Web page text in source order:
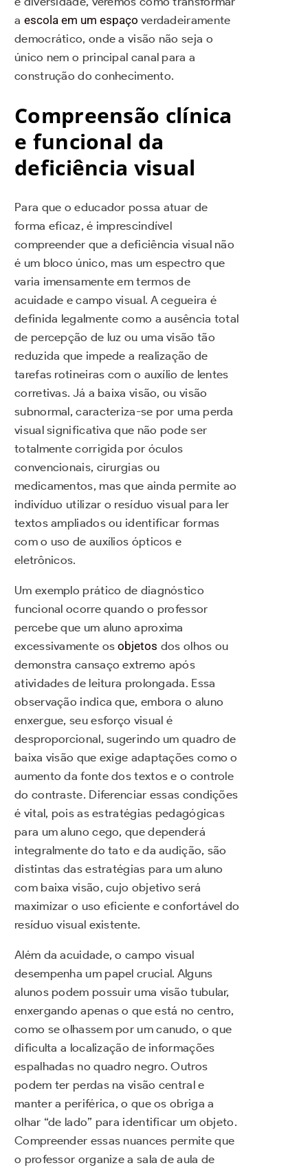
a escola em um espaço verdadeiramente
democrático, onde a visão não seja o
único nem o principal canal para a
construção do conhecimento.
Compreensão clínica
e funcional da
deficiência visual
Para que o educador possa atuar de
forma eficaz, é imprescindível
compreender que a deficiência visual não
é um bloco único, mas um espectro que
varia imensamente em termos de
acuidade e campo visual. A cegueira é
definida legalmente como a ausência total
de percepção de luz ou uma visão tão
reduzida que impede a realização de
tarefas rotineiras com o auxílio de lentes
corretivas. Já a baixa visão, ou visão
subnormal, caracteriza-se por uma perda
visual significativa que não pode ser
totalmente corrigida por óculos
convencionais, cirurgias ou
medicamentos, mas que ainda permite ao
indivíduo utilizar o resíduo visual para ler
textos ampliados ou identificar formas
com o uso de auxílios ópticos e
eletrônicos.
Um exemplo prático de diagnóstico
funcional ocorre quando o professor
percebe que um aluno aproxima
excessivamente osobjetos dos olhos ou
demonstra cansaço extremo após
atividades de leitura prolongada. Essa
observação indica que, embora o aluno
enxergue, seu esforço visual é
desproporcional, sugerindo um quadro de
baixa visão que exige adaptações como o
aumento da fonte dos textos e o controle
do contraste. Diferenciar essas condições
é vital, pois as estratégias pedagógicas
para um aluno cego, que dependerá
integralmente do tato e da audição, são
distintas das estratégias para um aluno
com baixa visão, cujo objetivo será
maximizar o uso eficiente e confortável do
resíduo visual existente.
Além da acuidade, o campo visual
desempenha um papel crucial. Alguns
alunos podem possuir uma visão tubular,
enxergando apenas o que está no centro,
como se olhassem por um canudo, o que
dificulta a localização de informações
espalhadas no quadro negro. Outros
podem ter perdas na visão central e
manter a periférica, o que os obriga a
olhar “de lado” para identificar um objeto.
Compreender essas nuances permite que
o professor organize a sala de aula de